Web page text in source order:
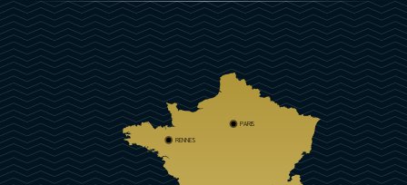
PARIS
RENNES